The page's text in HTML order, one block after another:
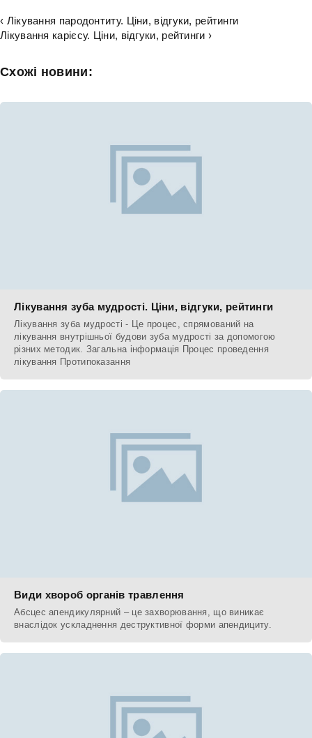
‹ Лікування пародонтиту. Ціни, відгуки, рейтинги
Лікування карієсу. Ціни, відгуки, рейтинги ›
Схожі новини:
Лікування зуба мудрості. Ціни, відгуки, рейтинги
Лікування зуба мудрості - Це процес, спрямований на
лікування внутрішньої будови зуба мудрості за допомогою
різних методик. Загальна інформація Процес проведення
лікування Протипоказання
Види хвороб органів травлення
Абсцес апендикулярний – це захворювання, що виникає
внаслідок ускладнення деструктивної форми апендициту.